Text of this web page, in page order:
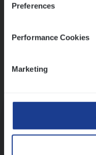
Preferences
Performance Cookies
Marketing